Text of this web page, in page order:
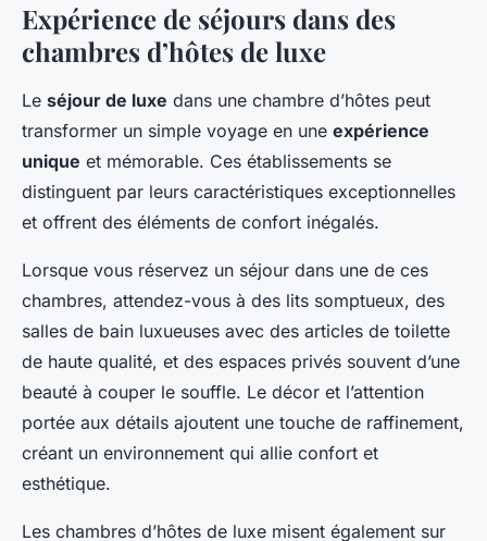
Les chambres d'hôtes de luxe
pour un séjour d'exception
Clément•12 mars 2025•5 min de lecture
Expérience de séjours dans des
chambres d’hôtes de luxe
Le séjour de luxe dans une chambre d’hôtes peut
transformer un simple voyage en une expérience
unique et mémorable. Ces établissements se
distinguent par leurs caractéristiques exceptionnelles
et offrent des éléments de confort inégalés.
Lorsque vous réservez un séjour dans une de ces
chambres, attendez-vous à des lits somptueux, des
salles de bain luxueuses avec des articles de toilette
de haute qualité, et des espaces privés souvent d’une
beauté à couper le souffle. Le décor et l’attention
portée aux détails ajoutent une touche de raffinement,
créant un environnement qui allie confort et
esthétique.
Les chambres d’hôtes de luxe misent également sur